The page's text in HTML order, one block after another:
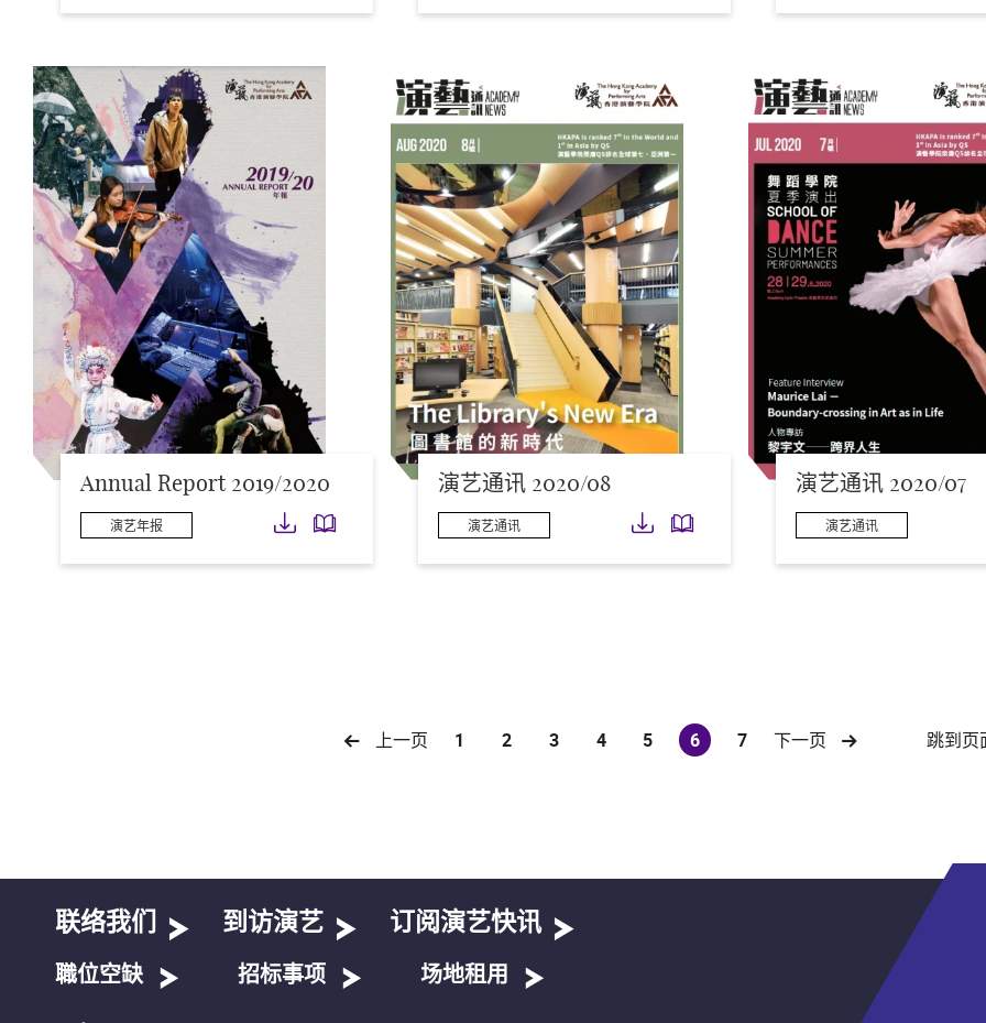
Annual Report 2019/2020
演艺年报 下载
演艺通讯 2020/08
演艺通讯 下载
演艺通讯 2020/07
演艺通讯
上一页 1 2 3 4 5 6
(current)
7 下一页 跳到
联络我们 到访演艺 订阅演艺快讯
職位空缺 招标事项 场地租用